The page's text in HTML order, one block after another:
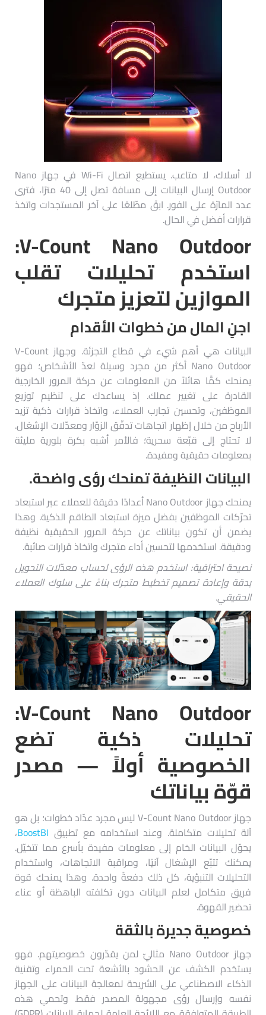
لا أسلاك، لا متاعب. يستطيع اتصال Wi-Fi في جهاز Nano
Outdoor إرسال البيانات إلى مسافة تصل إلى 40 مترًا، فترى
عدد المارّة على الفور. ابقَ مطّلعًا على آخر المستجدات واتخذ
قرارات أفضل في الحال.
V-Count Nano Outdoor:
استخدم تحليلات تقلب
الموازين لتعزيز متجرك
اجنِ المال من خطوات الأقدام
البيانات هي أهم شيء في قطاع التجزئة. وجهاز V-Count
Nano Outdoor أكثر من مجرد وسيلة لعدّ الأشخاص؛ فهو
يمنحك كمًّا هائلاً من المعلومات عن حركة المرور الخارجية
القادرة على تغيير عملك. إذ يساعدك على تنظيم توزيع
الموظفين، وتحسين تجارب العملاء، واتخاذ قرارات ذكية تزيد
الأرباح من خلال إظهار اتجاهات تدفّق الزوّار ومعدّلات الإشغال.
لا تحتاج إلى قبّعة سحرية؛ فالأمر أشبه بكرة بلورية مليئة
بمعلومات حقيقية ومفيدة.
البيانات النظيفة تمنحك رؤى واضحة.
يمنحك جهاز Nano Outdoor أعدادًا دقيقة للعملاء عبر استبعاد
تحرّكات الموظفين بفضل ميزة استبعاد الطاقم الذكية. وهذا
يضمن أن تكون بياناتك عن حركة المرور الحقيقية نظيفة
ودقيقة. استخدمها لتحسين أداء متجرك واتخاذ قرارات صائبة.
نصيحة احترافية: استخدم هذه الرؤى لحساب معدّلات التحويل
بدقة وإعادة تصميم تخطيط متجرك بناءً على سلوك العملاء
الحقيقي.
V-Count Nano Outdoor:
تحليلات ذكية تضع
الخصوصية أولاً — مصدر
قوّة بياناتك
جهاز V-Count Nano Outdoor ليس مجرد عدّاد خطوات؛ بل هو
آلة تحليلات متكاملة. وعند استخدامه مع تطبيق BoostBI،
يحوّل البيانات الخام إلى معلومات مفيدة بأسرع مما تتخيّل.
يمكنك تتبّع الإشغال آنيًا، ومراقبة الاتجاهات، واستخدام
التحليلات التنبؤية، كل ذلك دفعةً واحدة. وهذا يمنحك قوة
فريق متكامل لعلم البيانات دون تكلفته الباهظة أو عناء
تحضير القهوة.
خصوصية جديرة بالثقة
جهاز Nano Outdoor مثاليّ لمن يقدّرون خصوصيتهم. فهو
يستخدم الكشف عن الحشود بالأشعة تحت الحمراء وتقنية
الذكاء الاصطناعي على الشريحة لمعالجة البيانات على الجهاز
نفسه وإرسال رؤى مجهولة المصدر فقط. وتحمي هذه